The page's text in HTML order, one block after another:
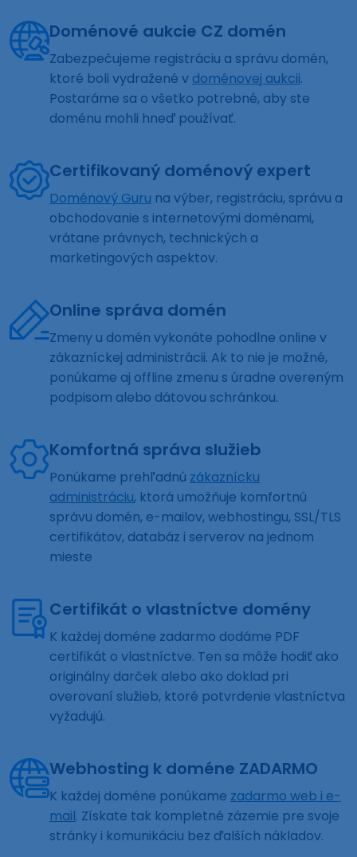
Doménové aukcie CZ domén
Zabezpečujeme registráciu a správu domén,
ktoré boli vydražené v doménovej aukcii.
Postaráme sa o všetko potrebné, aby ste
doménu mohli hneď používať.
Certifikovaný doménový expert
Doménový Guru na výber, registráciu, správu a
obchodovanie s internetovými doménami,
vrátane právnych, technických a
marketingových aspektov.
Online správa domén
Zmeny u domén vykonáte pohodlne online v
zákazníckej administrácii. Ak to nie je možné,
ponúkame aj offline zmenu s úradne overeným
podpisom alebo dátovou schránkou.
Komfortná správa služieb
Ponúkame prehľadnú zákaznícku
administráciu, ktorá umožňuje komfortnú
správu domén, e-mailov, webhostingu, SSL/TLS
certifikátov, databáz i serverov na jednom
mieste
Certifikát o vlastníctve domény
K každej doméne zadarmo dodáme PDF
certifikát o vlastníctve. Ten sa môže hodiť ako
originálny darček alebo ako doklad pri
overovaní služieb, ktoré potvrdenie vlastníctva
vyžadujú.
Webhosting k doméne ZADARMO
K každej doméne ponúkame zadarmo web i e-
mail. Získate tak kompletné zázemie pre svoje
stránky i komunikáciu bez ďalších nákladov.